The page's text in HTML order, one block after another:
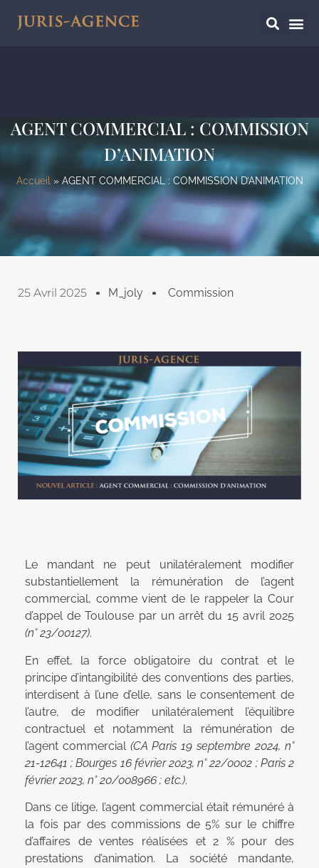
AGENT COMMERCIAL : COMMISSION
D’ANIMATION
Accueil » AGENT COMMERCIAL : COMMISSION D’ANIMATION
25 Avril 2025 M_joly Commission
Le mandant ne peut unilatéralement modifier
substantiellement la rémunération de l’agent
commercial, comme vient de le rappeler la Cour
d’appel de Toulouse par un arrêt du 15 avril 2025
(n° 23/00127).
En effet, la force obligatoire du contrat et le
principe d’intangibilité des conventions des parties,
interdisent à l’une d’elle, sans le consentement de
l’autre, de modifier unilatéralement l’équilibre
contractuel et notamment la rémunération de
l’agent commercial (CA Paris 19 septembre 2024, n°
21-12641 ; Bourges 16 février 2023, n° 22/0002 ; Paris 2
février 2023, n° 20/008966 ; etc.).
Dans ce litige, l’agent commercial était rémunéré à
la fois par des commissions de 5% sur le chiffre
d’affaires de ventes réalisées et 2 % pour des
prestations d’animation. La société mandante,